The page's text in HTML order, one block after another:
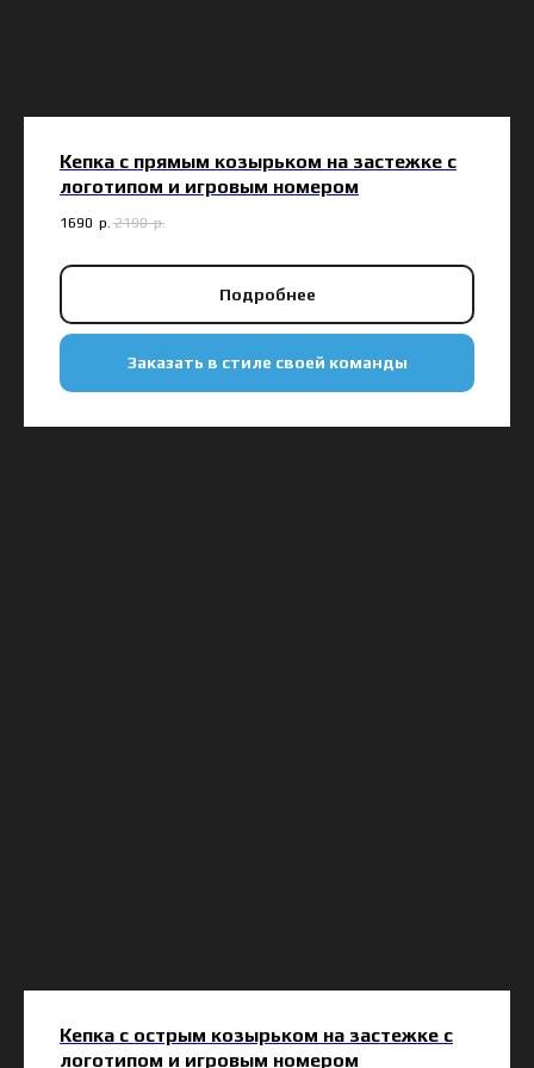
Кепка с прямым козырьком на застежке с
логотипом и игровым номером
1690 р. 2190 р.
Подробнее
Заказать в стиле своей команды
Кепка с острым козырьком на застежке с
логотипом и игровым номером